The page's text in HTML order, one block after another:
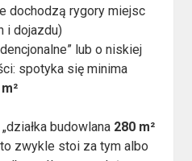
dochodzą rygory miejsc
i dojazdu)
lub o niskiej
spotyka się minima
budowlana 280 m²
zwykle stoi za tym albo